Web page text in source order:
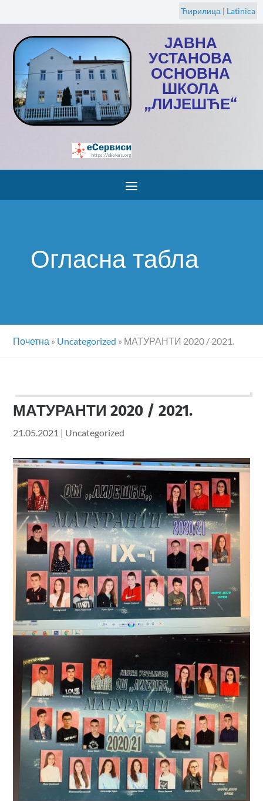
Ћирилица | Latinica
ЈАВНА
УСТАНОВА
ОСНОВНА
ШКОЛА
„ЛИЈЕШЋЕ“
Огласна табла
Почетна » Uncategorized » МАТУРАНТИ 2020 / 2021.
МАТУРАНТИ 2020 / 2021.
21.05.2021 | Uncategorized